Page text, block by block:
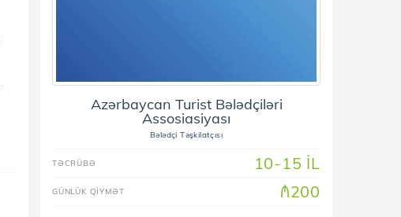
Azərbaycan Turist Bələdçiləri
Assosiasiyası
Bələdçi Təşkilatçısı
TƏCRÜBƏ 10-15 IL
GÜNLÜK QIYMƏT ₼200